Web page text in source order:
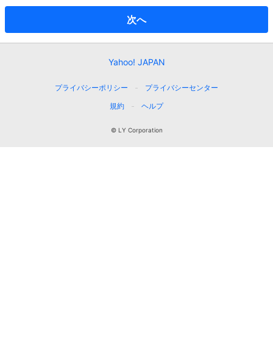
次へ
Yahoo! JAPAN
プライバシーポリシー
プライバシーセンター
規約
ヘルプ
© LY Corporation